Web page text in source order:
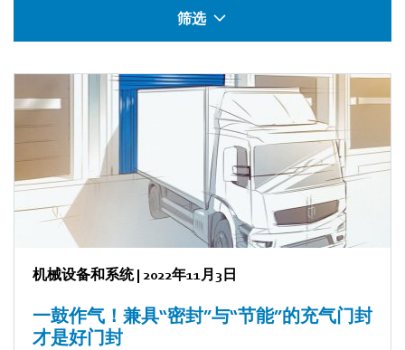
筛选
机械设备和系统| 2022年11月3日
一鼓作气！兼具“密封”与“节能”的充气门封
才是好门封